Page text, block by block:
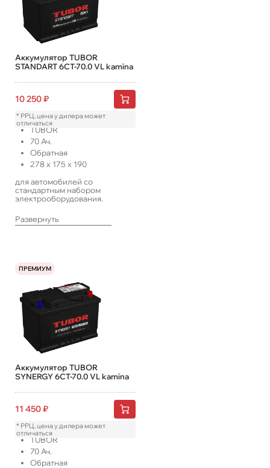
Аккумулятор TUBOR
STANDART 6СТ-70.0 VL kamina
10 250₽
* РРЦ, цена у дилера может
отличаться
TUBOR
70 Ач.
Обратная
278x 175 x 190
для автомобилей со
стандартным набором
электрооборудования.
Развернуть
ПРЕМИУМ
Аккумулятор TUBOR
SYNERGY 6СТ-70.0 VL kamina
11 450₽
* РРЦ, цена у дилера может
отличаться
TUBOR
70 Ач.
Обратная